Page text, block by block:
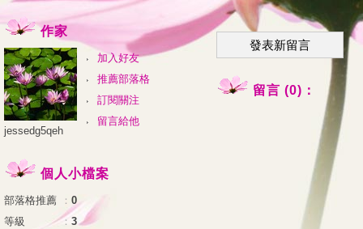
發表新留言
留言 (0)：
作家
加入好友
推薦部落格
訂閱關注
留言給他
jessedg5qeh
個人小檔案
部落格推薦 ： 0
等級
： 3